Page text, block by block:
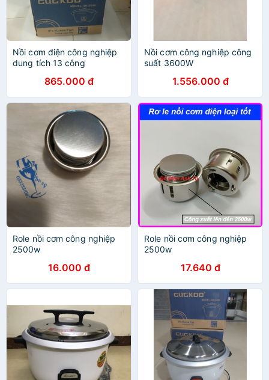
Nồi cơm điện công nghiệp
dung tích 13 công
865.000 đ
Nồi cơm công nghiệp công
suất 3600W
1.556.000 đ
Role nồi cơm công nghiệp
2500w
16.000 đ
Role nồi cơm công nghiệp
2500w
17.640 đ